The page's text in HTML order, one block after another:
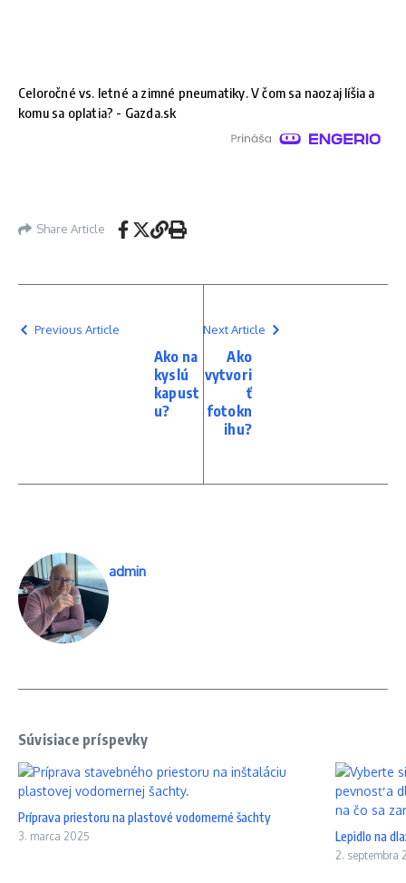
Celoročné vs. letné a zimné pneumatiky. V čom sa naozaj líšia a
komu sa oplatia? - Gazda.sk
Share Article
Previous Article
Ako na
kyslú
kapust
u?
Next Article
Ako
vytvori
ť
fotokn
ihu?
admin
Súvisiace príspevky
Príprava priestoru na plastové vodomerné šachty
3. marca 2025 Lepidlo na
2. septembra